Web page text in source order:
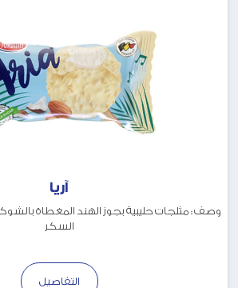
آريا
وصف : مثلجات حليبية بجوز الهند المغطاة
السكر
التفاصيل